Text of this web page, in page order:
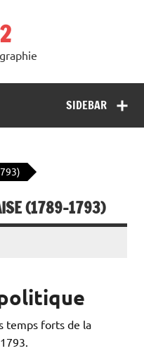
SIDEBAR
(1789-1793)
temps forts de la